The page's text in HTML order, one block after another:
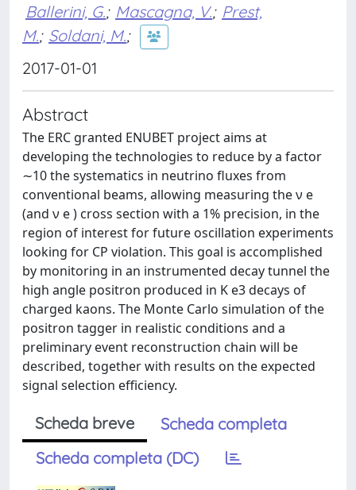
Ballerini, G.; Mascagna, V.; Prest,
M.; Soldani, M.;
2017-01-01
Abstract
The ERC granted ENUBET project aims at
developing the technologies to reduce by a factor
∼10 the systematics in neutrino fluxes from
conventional beams, allowing measuring the ν e
(and ν e ) cross section with a 1% precision, in the
region of interest for future oscillation experiments
looking for CP violation. This goal is accomplished
by monitoring in an instrumented decay tunnel the
high angle positron produced in K e3 decays of
charged kaons. The Monte Carlo simulation of the
positron tagger in realistic conditions and a
preliminary event reconstruction chain will be
described, together with results on the expected
signal selection efficiency.
Scheda breve
Scheda completa
Scheda completa (DC)